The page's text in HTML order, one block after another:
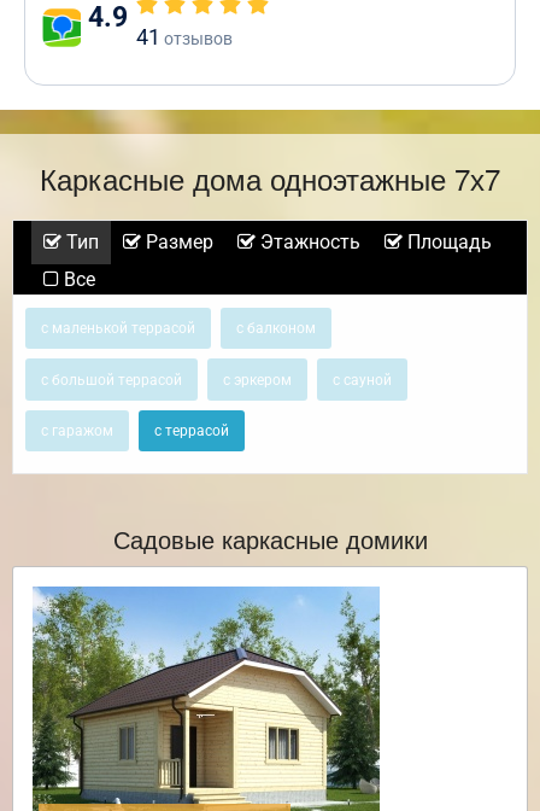
4.9
41 отзывов
Каркасные дома одноэтажные 7х7
Тип Размер Этажность
Площадь
Все
с маленькой террасой с балконом
с большой террасой с эркером с сауной
с гаражом с террасой
Садовые каркасные домики